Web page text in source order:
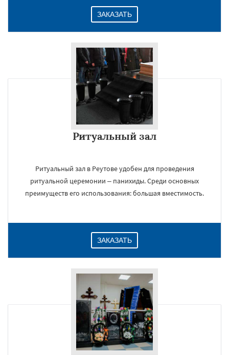
ЗАКАЗАТЬ
Ритуальный зал
Ритуальный зал в Реутове удобен для проведения
ритуальной церемонии – панихиды. Среди основных
преимуществ его использования: большая вместимость.
ЗАКАЗАТЬ